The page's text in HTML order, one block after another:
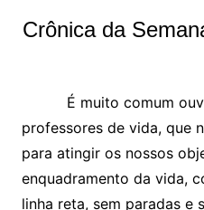
Crônica da
É muito comum
professores de vida, que
para atingir os nossos
enquadramento da vida,
linha reta, sem paradas e